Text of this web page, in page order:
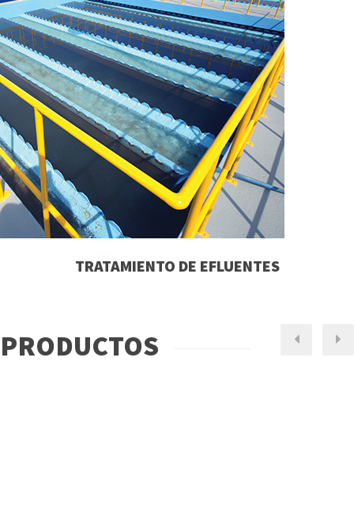
TRATAMIENTO DE EFLUENTES
PRODUCTOS Next